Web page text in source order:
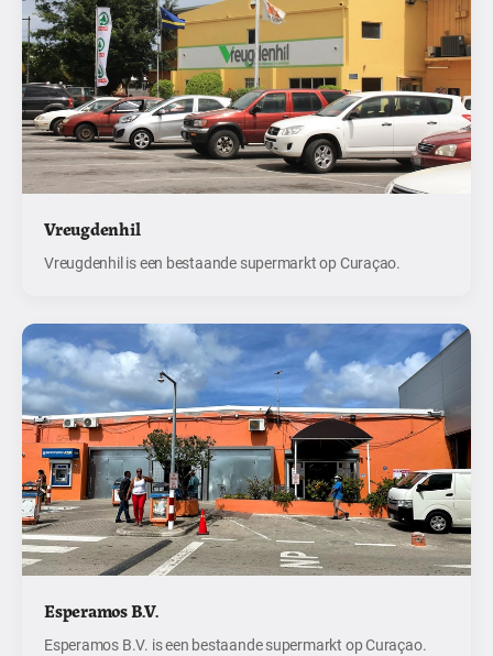
Vreugdenhil
Vreugdenhil is een bestaande supermarkt op Curaçao.
Esperamos B.V.
Esperamos B.V. is een bestaande supermarkt op Curaçao.